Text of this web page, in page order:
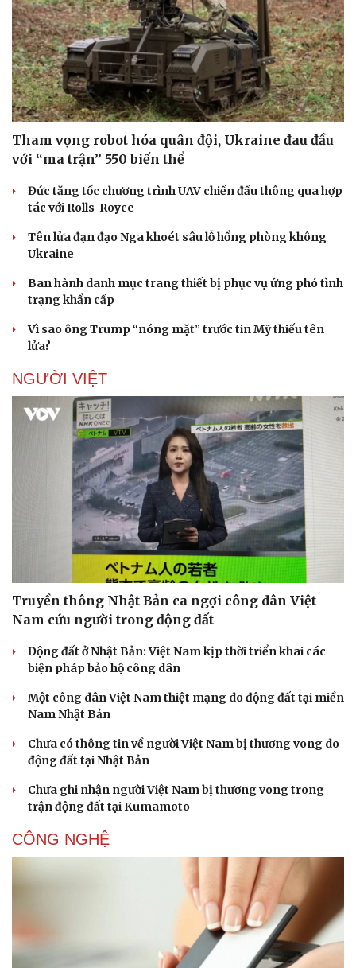
Dinh dưỡng - món ngon
Cây thuốc
Sản phụ khoa
Nhi khoa
Nam khoa
Phòng mạch online
Ăn sạch sống khỏe
Đời sống
Nhà đẹp
Blog
Tham vọng robot hóa quân đội, Ukraine đau đầu
với “ma trận” 550 biến thể
Đức tăng tốc chương trình UAV chiến đấu thông qua hợp
tác với Rolls-Royce
Tên lửa đạn đạo Nga khoét sâu lỗ hổng phòng không
Ukraine
Ban hành danh mục trang thiết bị phục vụ ứng phó tình
trạng khẩn cấp
Vì sao ông Trump “nóng mặt” trước tin Mỹ thiếu tên
lửa?
NGƯỜI VIỆT
Truyền thông Nhật Bản ca ngợi công dân Việt
Nam cứu người trong động đất
Động đất ở Nhật Bản: Việt Nam kịp thời triển khai các
biện pháp bảo hộ công dân
Một công dân Việt Nam thiệt mạng do động đất tại miền
Nam Nhật Bản
Chưa có thông tin về người Việt Nam bị thương vong do
động đất tại Nhật Bản
Chưa ghi nhận người Việt Nam bị thương vong trong
trận động đất tại Kumamoto
CÔNG NGHỆ